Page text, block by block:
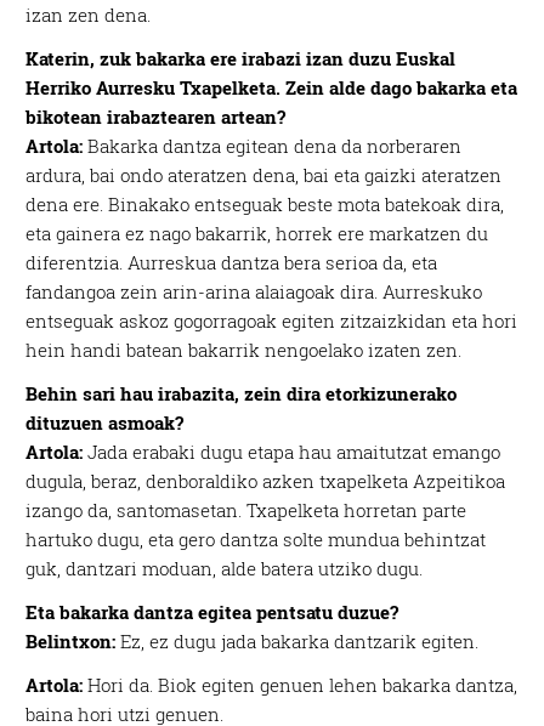
izan zen dena.
Katerin, zuk bakarka ere irabazi izan duzu Euskal
Herriko Aurresku Txapelketa. Zein alde dago bakarka eta
bikotean irabaztearen artean?
Artola: Bakarka dantza egitean dena da norberaren
ardura, bai ondo ateratzen dena, bai eta gaizki ateratzen
dena ere. Binakako entseguak beste mota batekoak dira,
eta gainera ez nago bakarrik, horrek ere markatzen du
diferentzia. Aurreskua dantza bera serioa da, eta
fandangoa zein arin-arina alaiagoak dira. Aurreskuko
entseguak askoz gogorragoak egiten zitzaizkidan eta hori
hein handi batean bakarrik nengoelako izaten zen.
Behin sari hau irabazita, zein dira etorkizunerako
dituzuen asmoak?
Artola:Jada erabaki dugu etapa hau amaitutzat emango
dugula, beraz, denboraldiko azken txapelketa Azpeitikoa
izango da, santomasetan. Txapelketa horretan parte
hartuko dugu, eta gero dantza solte mundua behintzat
guk, dantzari moduan, alde batera utziko dugu.
Eta bakarka dantza egitea pentsatu duzue?
Belintxon: Ez, ez dugu jada bakarka dantzarik egiten.
Artola: Hori da. Biok egiten genuen lehen bakarka dantza,
baina hori utzi genuen.